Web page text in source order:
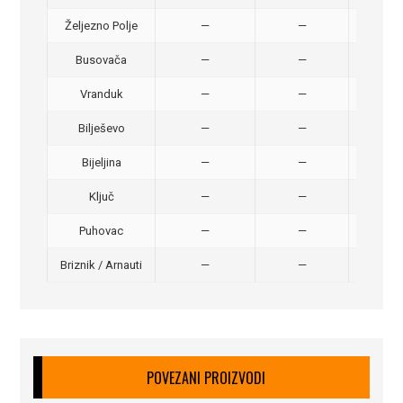
Željezno Polje — —
Busovača — —
Vranduk — —
Bilješevo — —
Bijeljina — —
Ključ — —
Puhovac — —
Briznik / Arnauti — —
POVEZANI PROIZVODI